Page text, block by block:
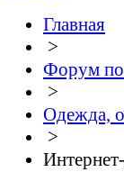
Главная
>
Форум
>
Одежда,
>